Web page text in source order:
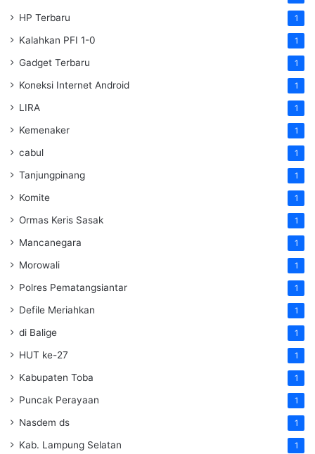
HP Terbaru 1
Kalahkan PFI 1-0 1
Gadget Terbaru 1
Koneksi Internet Android 1
LIRA 1
Kemenaker 1
cabul 1
Tanjungpinang 1
Komite 1
Ormas Keris Sasak 1
Mancanegara 1
Morowali 1
Polres Pematangsiantar 1
Defile Meriahkan 1
di Balige 1
HUT ke-27 1
Kabupaten Toba 1
Puncak Perayaan 1
Nasdem ds 1
Kab. Lampung Selatan 1